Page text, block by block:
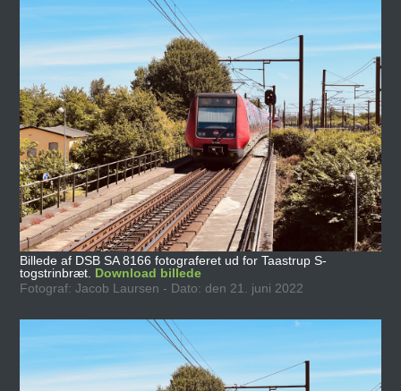
Billede af DSB SA 8166 fotograferet ud for Taastrup S-
togstrinbræt. Download billede
Fotograf: Jacob Laursen - Dato: den 21. juni 2022